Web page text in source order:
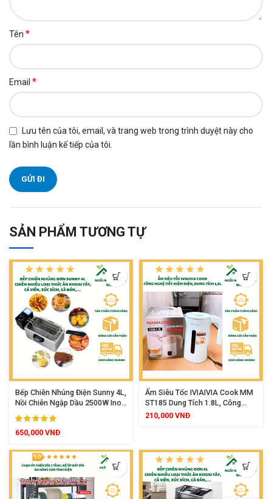
Tên *
Email *
Lưu tên của tôi, email, và trang web trong trình duyệt này cho
lần bình luận kế tiếp của tôi.
SẢN PHẨM TƯƠNG TỰ
Bếp Chiên Nhúng Điện Sunny 4L,
Nồi Chiên Ngập Dầu 2500W Inox
Cao Cấp Điều Chỉnh Nhiệt Độ
Tiện Lợi
650,000 VNĐ
Ấm Siêu Tốc IVIAIVIA Cook MM
ST185 Dung Tích 1.8L, Công
Suất 1500W, Thiết Kế Hiện Đại,
210,000 VNĐ